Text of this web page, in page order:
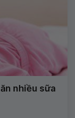
nhiều sữa